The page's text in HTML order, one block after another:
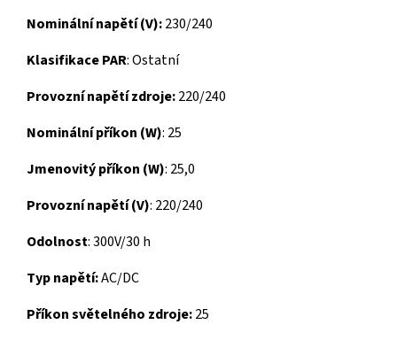
Nominální napětí (V):230/240
Klasifikace PAR: Ostatní
Provozní napětí zdroje:220/240
Nominální příkon (W): 25
Jmenovitý příkon (W): 25,0
Provozní napětí (V): 220/240
Odolnost: 300V/30 h
Typ napětí:AC/DC
Příkon světelného zdroje:25